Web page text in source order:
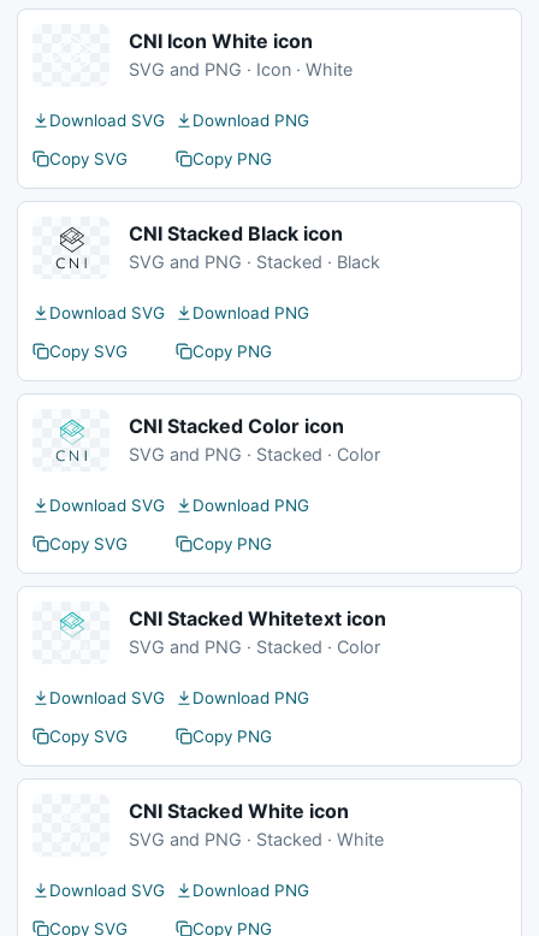
CNI Icon White icon
SVG and PNG · Icon · White
Download SVG
Download PNG
Copy SVG
Copy PNG
CNI Stacked Black icon
SVG and PNG · Stacked · Black
Download SVG
Download PNG
Copy SVG
Copy PNG
CNI Stacked Color icon
SVG and PNG · Stacked · Color
Download SVG
Download PNG
Copy SVG
Copy PNG
CNI Stacked Whitetext icon
SVG and PNG · Stacked · Color
Download SVG
Download PNG
Copy SVG
Copy PNG
CNI Stacked White icon
SVG and PNG · Stacked · White
Download SVG
Download PNG
Copy SVG
Copy PNG